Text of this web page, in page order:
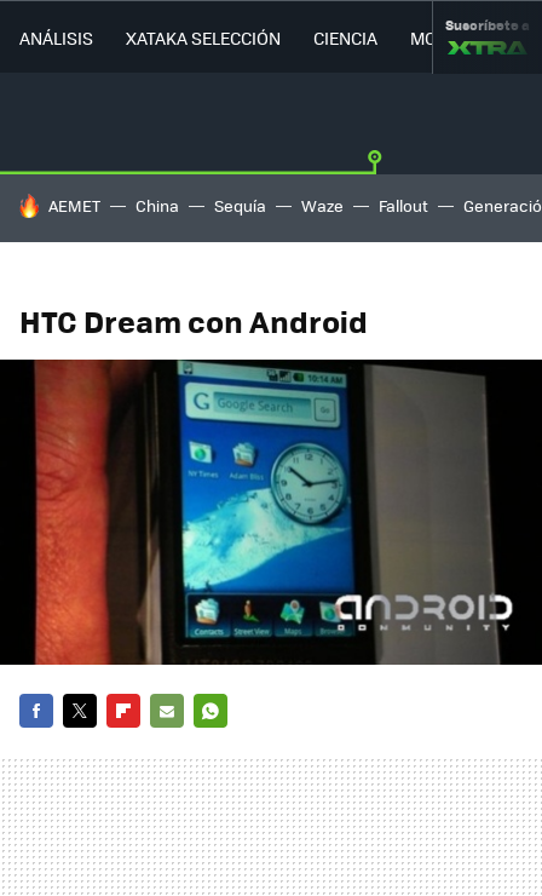
ANÁLISIS XATAKA SELECCIÓN CIENCIA MOVILIDAD
Suscríbete a
HOY SE HABLA DE
AEMET China Sequía Waze Fallout
HTC Dream con Android
MAIL